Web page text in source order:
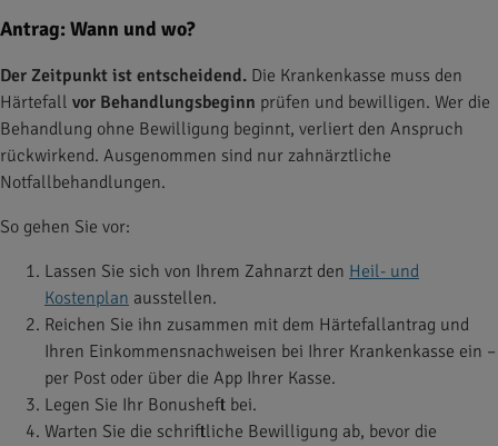
Antrag: Wann und wo?
Der Zeitpunkt ist entscheidend. Die Krankenkasse muss den
Härtefall vor Behandlungsbeginn prüfen und bewilligen. Wer die
Behandlung ohne Bewilligung beginnt, verliert den Anspruch
rückwirkend. Ausgenommen sind nur zahnärztliche
Notfallbehandlungen.
So gehen Sie vor:
Lassen Sie sich von Ihrem Zahnarzt den Heil- und
Kostenplan ausstellen.
Reichen Sie ihn zusammen mit dem Härtefallantrag und
Ihren Einkommensnachweisen bei Ihrer Krankenkasse ein –
per Post oder über die App Ihrer Kasse.
Legen Sie Ihr Bonusheft bei.
Warten Sie die schriftliche Bewilligung ab, bevor die